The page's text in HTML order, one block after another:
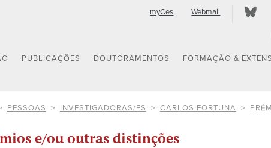
myCes Webmail
PUBLICAÇÕES DOUTORAMENTOS FORMAÇÃO &
PESSOAS INVESTIGADORAS/ES CARLOS FORTUNA
e/ou outras distinções